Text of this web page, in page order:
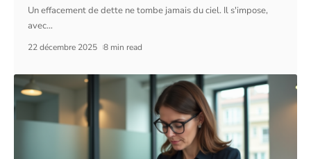
Un effacement de dette ne tombe jamais du ciel. Il s'impose,
avec…
22 décembre 2025 8 min read